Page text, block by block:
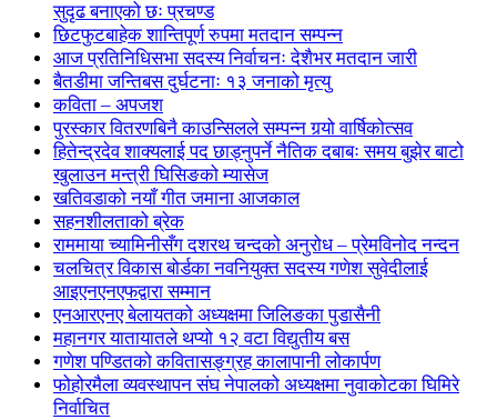
सुदृढ बनाएको छः प्रचण्ड
छिटफुटबाहेक शान्तिपूर्ण रुपमा मतदान सम्पन्न
आज प्रतिनिधिसभा सदस्य निर्वाचनः देशैभर मतदान जारी
बैतडीमा जन्तिबस दुर्घटनाः १३ जनाको मृत्यु
कविता – अपजश
पुरस्कार वितरणबिनै काउन्सिलले सम्पन्न गर्‍यो वार्षिकोत्सव
हितेन्द्रदेव शाक्यलाई पद छाड्नुपर्ने नैतिक दबाबः समय बुझेर बाटो
खुलाउन मन्त्री घिसिङको म्यासेज
खतिवडाको नयाँ गीत जमाना आजकाल
सहनशीलताको ब्रेक
राममाया च्यामिनीसँग दशरथ चन्दको अनुरोध – प्रेमविनोद नन्दन
चलचित्र विकास बोर्डका नवनियुक्त सदस्य गणेश सुवेदीलाई
आइएनएनएफद्वारा सम्मान
एनआरएनए बेलायतको अध्यक्षमा जिलिङका पुडासैनी
महानगर यातायातले थप्यो १२ वटा विद्युतीय बस
गणेश पण्डितको कवितासङ्ग्रह कालापानी लोकार्पण
फोहोरमैला व्यवस्थापन संघ नेपालको अध्यक्षमा नुवाकोटका घिमिरे
निर्वाचित